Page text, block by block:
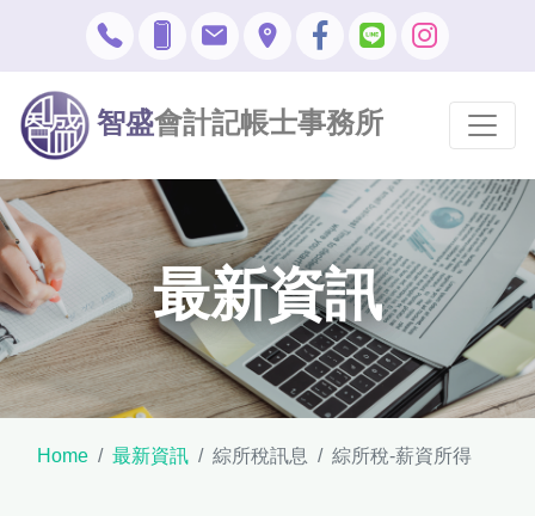
智盛會計記帳士事務所
最新資訊
Home 最新資訊 綜所稅訊息 綜所稅-薪資所得